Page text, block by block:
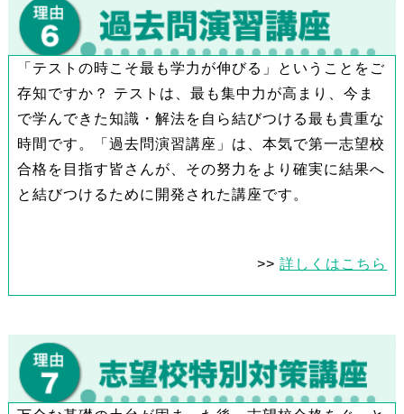
「テストの時こそ最も学力が伸びる」ということをご
存知ですか？ テストは、最も集中力が高まり、今ま
で学んできた知識・解法を自ら結びつける最も貴重な
時間です。「過去問演習講座」は、本気で第一志望校
合格を目指す皆さんが、その努力をより確実に結果へ
と結びつけるために開発された講座です。
>>詳しくはこちら